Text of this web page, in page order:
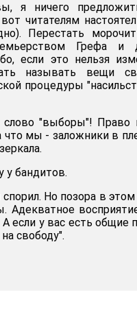
я ничего
читателям
Перестать
Грефа и
если это нельзя
называть вещи
процедуры
"выборы"! Право
что мы - заложники в
у бандитов.
Но позора в
Адекватное
если у вас есть общие
свободу".